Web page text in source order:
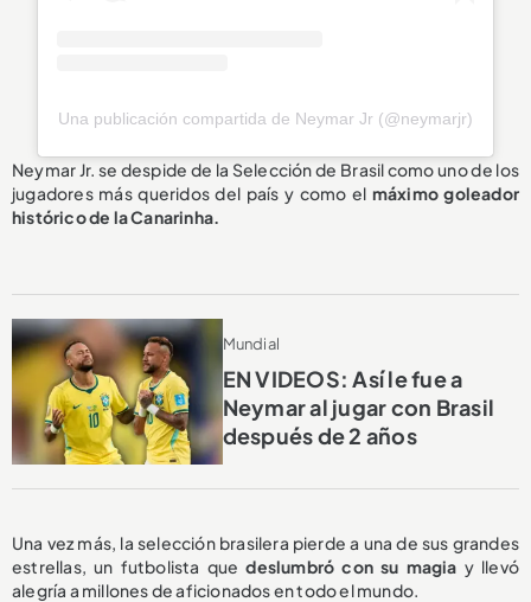
Una publicación compartida de Neymar Jr (@neymarjr)
Neymar Jr. se despide de la Selección de Brasil como uno de los
jugadores más queridos del país y como el máximo goleador
histórico de la Canarinha.
Mundial
EN VIDEOS: Así le fue a
Neymar al jugar con Brasil
después de 2 años
Una vez más, la selección brasilera pierde a una de sus grandes
estrellas, un futbolista que deslumbró con su magia y llevó
alegría a millones de aficionados en todo el mundo.